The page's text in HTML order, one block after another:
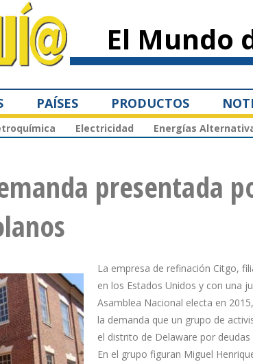
principal
El Mundo
PAÍSES PRODUCTOS
Electricidad Energías
presentada
La empresa de refinación Citgo,
en los Estados Unidos y con una
Asamblea Nacional electa en
la demanda que un grupo de
el distrito de Delaware por
En el grupo figuran Miguel